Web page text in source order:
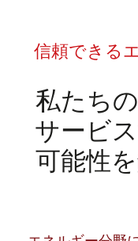
信頼できる
私たち
サービ
可能性